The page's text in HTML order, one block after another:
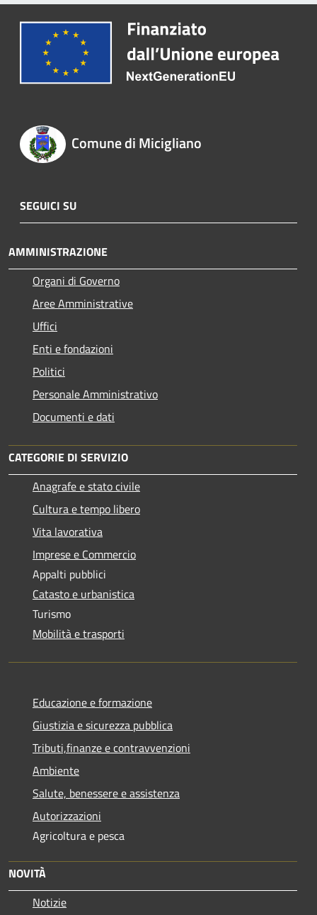
Comune di Micigliano
SEGUICI SU
AMMINISTRAZIONE
Organi di Governo
Aree Amministrative
Uffici
Enti e fondazioni
Politici
Personale Amministrativo
Documenti e dati
CATEGORIE DI SERVIZIO
Anagrafe e stato civile
Cultura e tempo libero
Vita lavorativa
Imprese e Commercio
Appalti pubblici
Catasto e urbanistica
Turismo
Mobilità e trasporti
Educazione e formazione
Giustizia e sicurezza pubblica
Tributi,finanze e contravvenzioni
Ambiente
Salute, benessere e assistenza
Autorizzazioni
Agricoltura e pesca
NOVITÀ
Notizie